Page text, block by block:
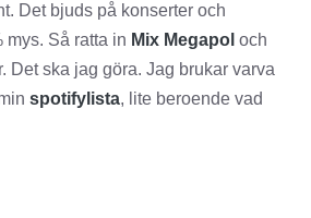
Det bjuds på konserter och
mys. Så ratta in Mix Megapol och
Det ska jag göra. Jag brukar varva
spotifylista, lite beroende vad